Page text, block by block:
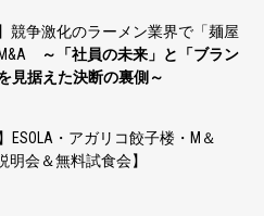
競争激化のラーメン業界で「麺屋
～「社員の未来」と「ブラン
見据えた決断の裏側～
ESOLA・アガリコ餃子楼・M＆
明会＆無料試食会】